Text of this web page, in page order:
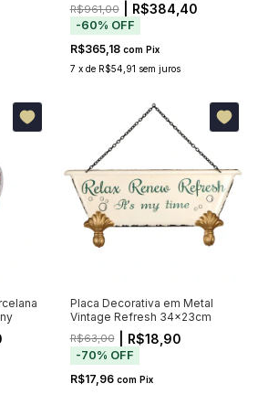
R$961,00| R$384,40
-60% OFF
R$365,18 com Pix
7 x de R$54,91 sem juros
Placa Decorativa em Metal
Vintage Refresh 34x23cm
R$63,00| R$18,90
-70% OFF
R$17,96 com Pix